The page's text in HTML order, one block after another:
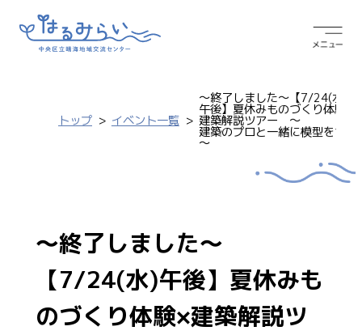
トップ イベント一覧
～終了しました～【7/24(水)
午後】夏休みものづくり体験×
建築解説ツアー ～
建築のプロと一緒に模型をつく
～
～終了しました～
【7/24(水)午後】夏休みも
のづくり体験×建築解説ツ